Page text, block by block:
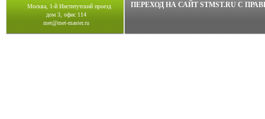
Москва, 1-й Институтский проезд
дом 3, офис 114
met@met-master.ru
ПЕРЕХОД НА САЙТ STMST.RU C